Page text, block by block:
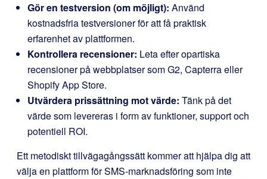
Gör en testversion (om möjligt): Använd
kostnadsfria testversioner för att få praktisk
erfarenhet av plattformen.
Kontrollera recensioner: Leta efter opartiska
recensioner på webbplatser som G2, Capterra eller
Shopify App Store.
Utvärdera prissättning mot värde: Tänk på det
värde som levereras i form av funktioner, support och
potentiell ROI.
Ett metodiskt tillvägagångssätt kommer att hjälpa dig att
välja en plattform för SMS-marknadsföring som inte